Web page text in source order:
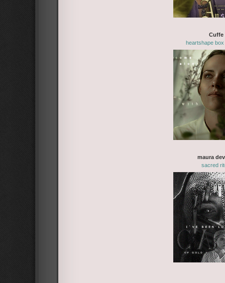
Cuffe
heartshape
maura
sacred